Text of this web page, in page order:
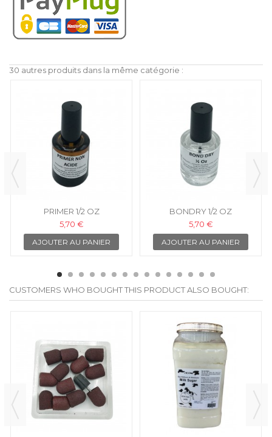
30 autres produits dans la même catégorie :
PRIMER 1/2 OZ
5,70 €
AJOUTER AU PANIER
BONDRY 1/2 OZ
5,70 €
AJOUTER AU PANIER
CUSTOMERS WHO BOUGHT THIS PRODUCT ALSO BOUGHT: